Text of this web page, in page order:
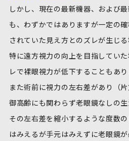
しかし、現在の最新機器、および
も、わずかではありますが一定の
されていた見え方とのズレが生じる
特に遠方視力の向上を目指してい
レで裸眼視力が低下することもあり
また術前に視力の左右差があり（
御高齢にも関わらず老眼鏡なしの生
その左右差を縮小するような度数
はみえるが手元はみえずに老眼鏡